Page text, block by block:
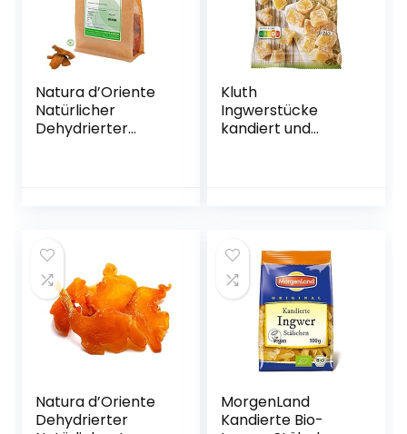
Natura d’Oriente
Natürlicher
Dehydrierter
Kluth
Ingwerstücke
kandiert und
Natura d’Oriente
Dehydrierter
MorgenLand
Kandierte Bio-